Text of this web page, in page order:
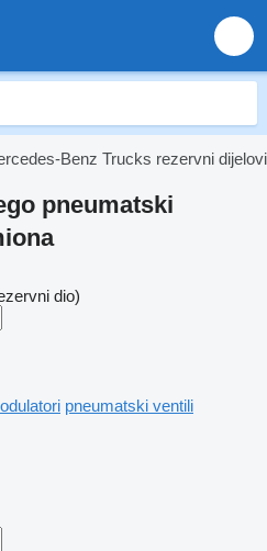
Benz Trucks rezervni dijelovi
pneumatski
dio)
pneumatski ventili